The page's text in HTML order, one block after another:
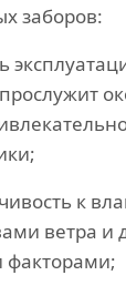
заборов:
к
ветра и